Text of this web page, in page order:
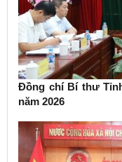
Đồng chí Bí thư
năm 2026